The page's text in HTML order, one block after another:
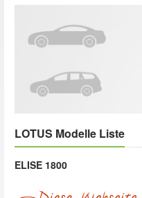
LOTUS Modelle Liste
ELISE 1800